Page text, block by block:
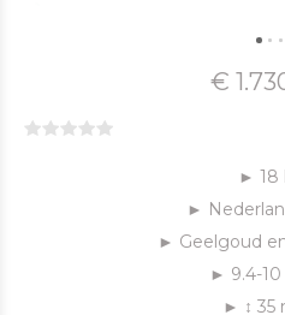
€
► 18
►
► Geelgoud
► 9.4-
► ↕ 35